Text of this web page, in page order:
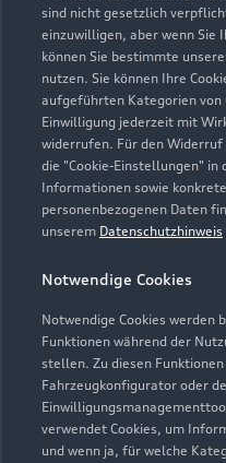
sind nicht gesetzlich
einzuwilligen, aber wenn Sie
können Sie bestimmte
nutzen. Sie können Ihre
aufgeführten Kategorien von
Einwilligung jederzeit mit
widerrufen. Für den
die "Cookie-Einstellungen"
Informationen sowie
personenbezogenen Daten
unserem Datenschutzhinweis
Notwendige Cookies
Notwendige Cookies werden
Funktionen während der
stellen. Zu diesen
Fahrzeugkonfigurator oder
verwendet Cookies, um
und wenn ja, für welche
Kontaktdaten
Verkauf
Geschlossen,
Service
Geschlossen,